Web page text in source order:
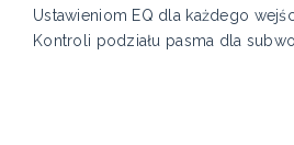
Ustawieniom EQ dla każdego
Kontroli podziału pasma dla